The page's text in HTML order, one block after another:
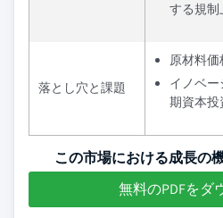
する規制
落とし穴と課題
原材料価
イノベ
期資本投
この市場における成長の
無料のPDFをダ